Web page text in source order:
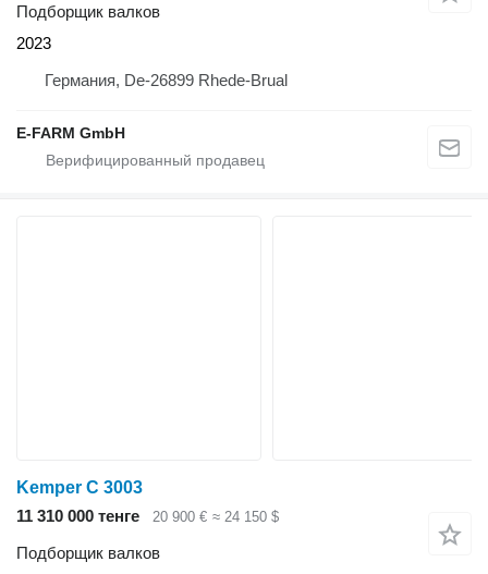
Подборщик валков
2023
Германия, De-26899 Rhede-Brual
E-FARM GmbH
Kemper C 3003
11 310 000 тенге
20 900 € ≈ 24 150 $
Подборщик валков